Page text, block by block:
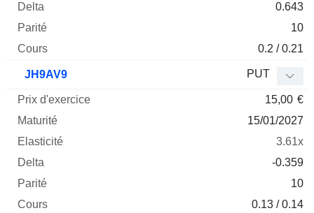
0.643
10
0.2 / 0.21
JH9AV9 PUT
15,00 €
15/01/2027
3.61x
-0.359
10
0.13 / 0.14